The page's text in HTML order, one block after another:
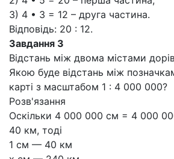
3) 4 • 3 = 12 – друга частина.
Відповідь: 20 : 12.
Завдання 3
Відстань між двома містами
Якою буде відстань між
карті з масштабом 1 : 4 000 000?
Розв'язання
Оскільки 4 000 000 см = 4 000
40 км, тоді
1 см — 40 км